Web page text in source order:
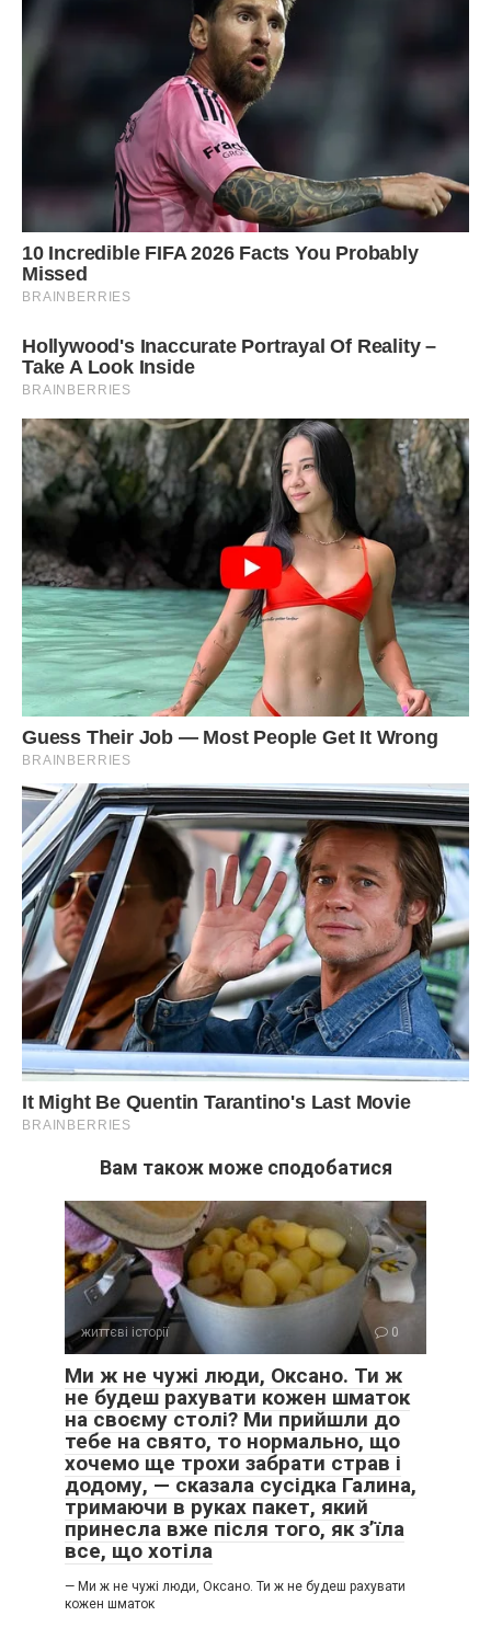
Вам також може сподобатися
життєві історії 0
Ми ж не чужі люди, Оксано. Ти ж
не будеш рахувати кожен шматок
на своєму столі? Ми прийшли до
тебе на свято, то нормально, що
хочемо ще трохи забрати страв і
додому, — сказала сусідка Галина,
тримаючи в руках пакет, який
принесла вже після того, як з’їла
все, що хотіла
— Ми ж не чужі люди, Оксано. Ти ж не будеш рахувати
кожен шматок